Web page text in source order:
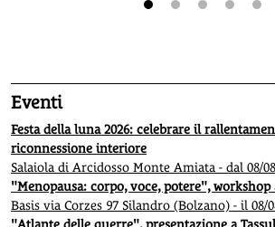
Eventi
Festa della luna 2026: celebrare il
riconnessione interiore
Salaiola di Arcidosso Monte Amiata - dal 08/
"Menopausa: corpo, voce, potere",
Basis via Corzes 97 Silandro (Bolzano) - il 08/